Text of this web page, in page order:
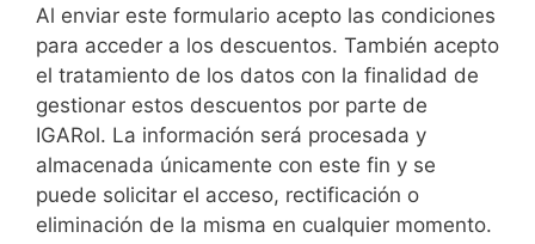
Al enviar este formulario acepto las condiciones
para acceder a los descuentos. También acepto
el tratamiento de los datos con la finalidad de
gestionar estos descuentos por parte de
IGARol. La información será procesada y
almacenada únicamente con este fin y se
puede solicitar el acceso, rectificación o
eliminación de la misma en cualquier momento.